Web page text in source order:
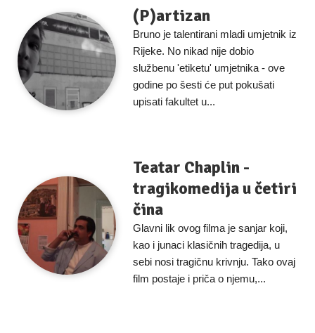
(P)artizan
Bruno je talentirani mladi umjetnik iz
Rijeke. No nikad nije dobio
službenu 'etiketu' umjetnika - ove
godine po šesti će put pokušati
upisati fakultet u...
Teatar Chaplin -
tragikomedija u četiri
čina
Glavni lik ovog filma je sanjar koji,
kao i junaci klasičnih tragedija, u
sebi nosi tragičnu krivnju. Tako ovaj
film postaje i priča o njemu,...